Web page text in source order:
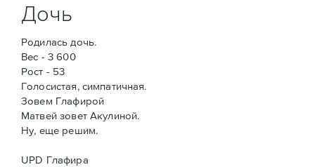
Дочь
Родилась дочь.
Вес - 3 600
Рост - 53
Голосистая, симпатичная.
Зовем Глафирой
Матвей зовет Акулиной.
Ну, еще решим.
UPD Глафира